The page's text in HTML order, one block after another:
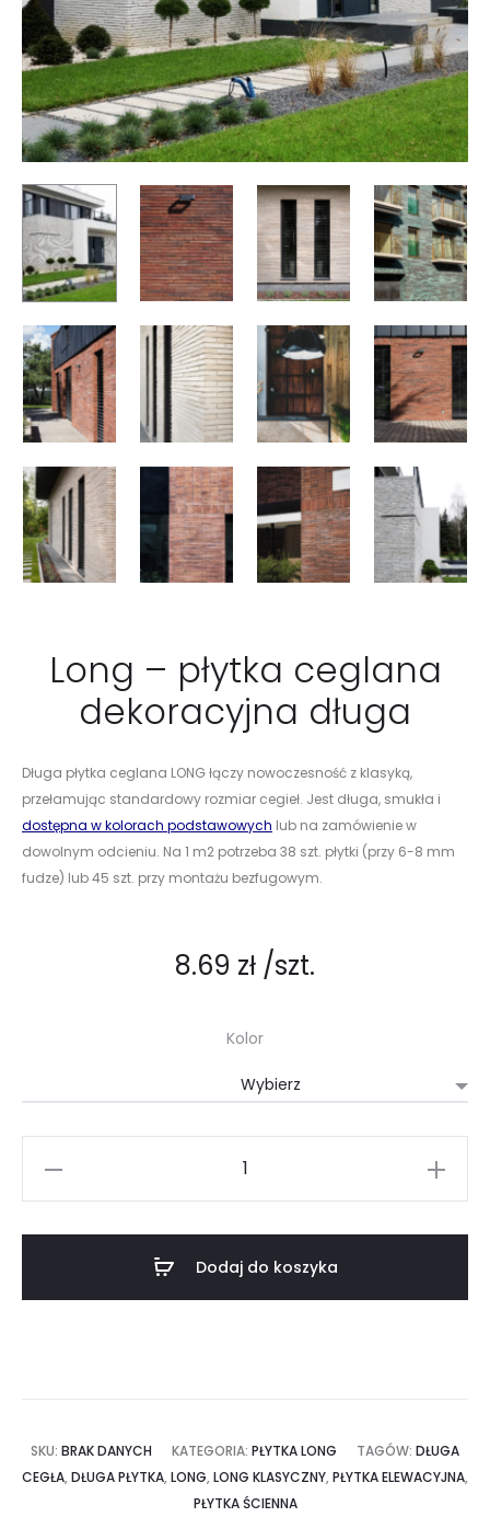
Long – płytka ceglana
dekoracyjna długa
Długa płytka ceglana LONG łączy nowoczesność z klasyką,
przełamując standardowy rozmiar cegieł. Jest długa, smukła i
dostępna w kolorach podstawowych lub na zamówienie w
dowolnym odcieniu. Na 1 m2 potrzeba 38 szt. płytki (przy 6-8 mm
fudze) lub 45 szt. przy montażu bezfugowym.
8.69 zł /szt.
Kolor
Dodaj do koszyka
SKU: BRAK DANYCH KATEGORIA: PŁYTKA LONG TAGÓW: DŁUGA
CEGŁA, DŁUGA PŁYTKA, LONG, LONG KLASYCZNY, PŁYTKA ELEWACYJNA,
PŁYTKA ŚCIENNA